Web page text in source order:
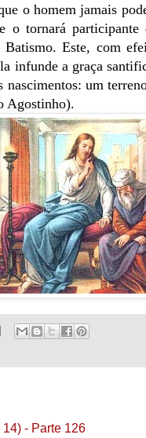
o homem jamais
o tornará
Batismo. Este, com
infunde a graça
nascimentos: um
Agostinho).
- Parte 126